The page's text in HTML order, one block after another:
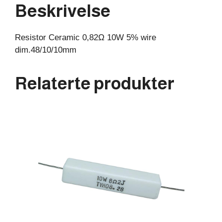
Beskrivelse
Resistor Ceramic 0,82Ω 10W 5% wire
dim.48/10/10mm
Relaterte produkter